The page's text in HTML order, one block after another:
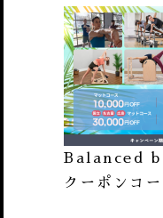
Balanced
クーポンコ